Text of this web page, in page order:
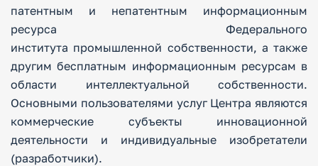
патентным и непатентным информационным
ресурса Федерального
института промышленной собственности, а также
другим бесплатным информационным ресурсам в
области интеллектуальной собственности.
Основными пользователями услуг Центра являются
коммерческие субъекты инновационной
деятельности и индивидуальные изобретатели
(разработчики).